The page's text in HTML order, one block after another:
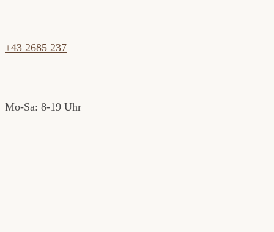
+43 2685 237
Mo-Sa: 8-19 Uhr